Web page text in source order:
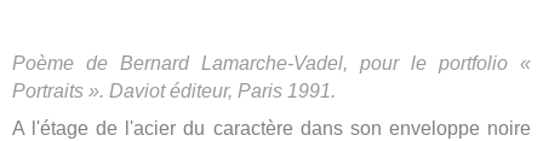
Poème de Bernard Lamarche-Vadel, pour le portfolio «
Portraits ». Daviot éditeur, Paris 1991.
A l'étage de l'acier du caractère dans son enveloppe noire